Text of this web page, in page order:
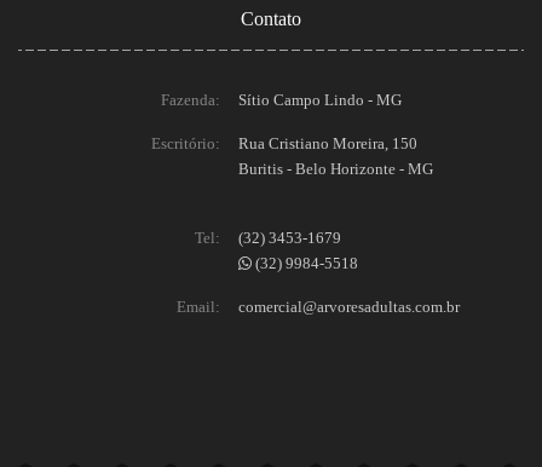
Contato
Fazenda: Sítio Campo Lindo - MG
Escritório:
Rua Cristiano Moreira, 150
Buritis - Belo Horizonte - MG
Tel:
(32) 3453-1679
(32) 9984-5518
Email: comercial@arvoresadultas.com.br